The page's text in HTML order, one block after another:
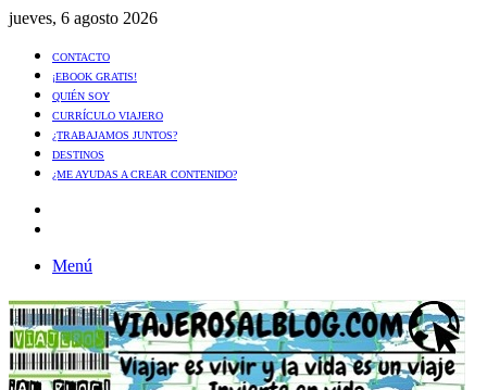
jueves, 6 agosto 2026
CONTACTO
¡EBOOK GRATIS!
QUIÉN SOY
CURRÍCULO VIAJERO
¿TRABAJAMOS JUNTOS?
DESTINOS
¿ME AYUDAS A CREAR CONTENIDO?
Menú